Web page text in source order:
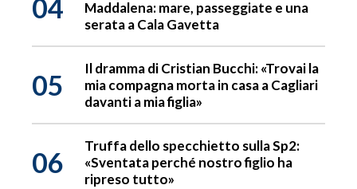
04
Maddalena: mare, passeggiate e una
serata a Cala Gavetta
05
Il dramma di Cristian Bucchi: «Trovai la
mia compagna morta in casa a Cagliari
davanti a mia figlia»
06
Truffa dello specchietto sulla Sp2:
«Sventata perché nostro figlio ha
ripreso tutto»